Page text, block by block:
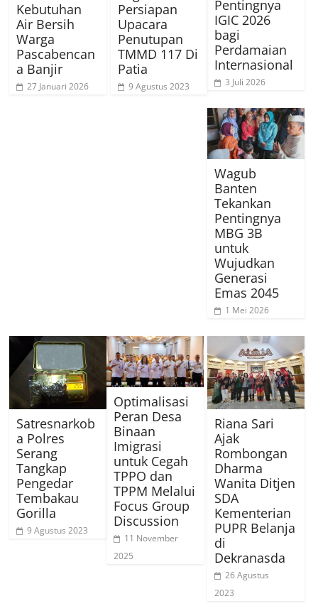
Kebutuhan
Air Bersih
Warga
Pascabencan
a Banjir
27 Januari 2026
Persiapan
Upacara
Penutupan
TMMD 117 Di
Patia
9 Agustus 2023
Pentingnya
IGIC 2026
bagi
Perdamaian
Internasional
3 Juli 2026
Wagub
Banten
Tekankan
Pentingnya
MBG 3B
untuk
Wujudkan
Generasi
Emas 2045
1 Mei 2026
Satresnarkob
a Polres
Serang
Tangkap
Pengedar
Tembakau
Gorilla
9 Agustus 2023
Optimalisasi
Peran Desa
Binaan
Imigrasi
untuk Cegah
TPPO dan
TPPM Melalui
Focus Group
Discussion
11 November
2025
Riana Sari
Ajak
Rombongan
Dharma
Wanita Ditjen
SDA
Kementerian
PUPR Belanja
di
Dekranasda
26 Agustus
2023